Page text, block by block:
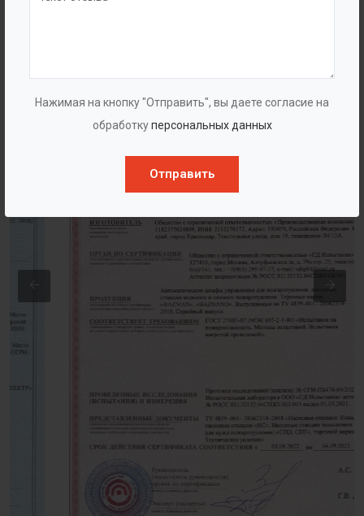
Нажимая на кнопку "Отправить", вы даете согласие на
обработкуперсональных данных
Отправить